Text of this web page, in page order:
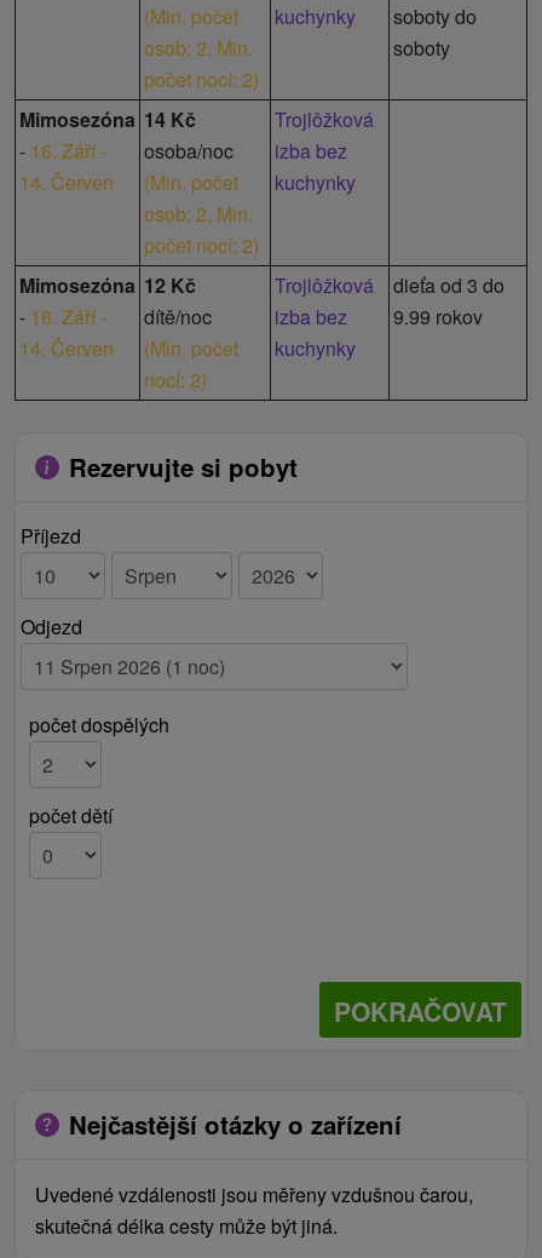
(Min. počet
osob: 2, Min.
počet nocí: 2)
kuchynky
soboty do
soboty
Mimosezóna
- 16. Září -
14. Červen
14 Kč
osoba/noc
(Min. počet
osob: 2, Min.
počet nocí: 2)
Trojlôžková
izba bez
kuchynky
Mimosezóna
- 16. Září -
14. Červen
12 Kč
dítě/noc
(Min. počet
nocí: 2)
Trojlôžková
izba bez
kuchynky
dieťa od 3 do
9.99 rokov
Rezervujte si pobyt
Příjezd
Odjezd
počet dospělých
počet dětí
POKRAČOVAT
Nejčastější otázky o zařízení
Uvedené vzdálenosti jsou měřeny vzdušnou čarou,
skutečná délka cesty může být jiná.